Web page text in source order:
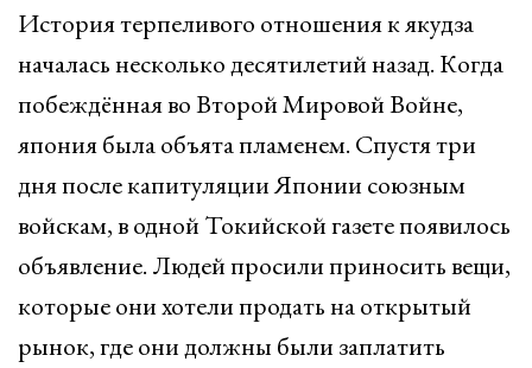
История терпеливого отношения к якудза
началась несколько десятилетий назад. Когда
побеждённая во Второй Мировой Войне,
япония была объята пламенем. Спустя три
дня после капитуляции Японии союзным
войскам, в одной Токийской газете появилось
объявление. Людей просили приносить вещи,
которые они хотели продать на открытый
рынок, где они должны были заплатить